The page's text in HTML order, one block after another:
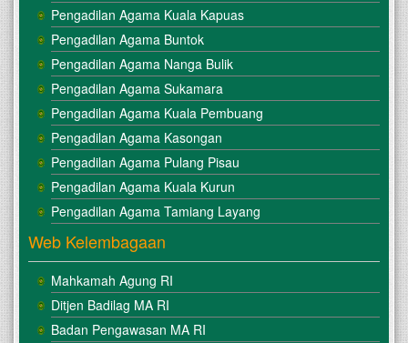
Pengadilan Agama Kuala Kapuas
Pengadilan Agama Buntok
Pengadilan Agama Nanga Bulik
Pengadilan Agama Sukamara
Pengadilan Agama Kuala Pembuang
Pengadilan Agama Kasongan
Pengadilan Agama Pulang Pisau
Pengadilan Agama Kuala Kurun
Pengadilan Agama Tamiang Layang
Web Kelembagaan
Mahkamah Agung RI
Ditjen Badilag MA RI
Badan Pengawasan MA RI